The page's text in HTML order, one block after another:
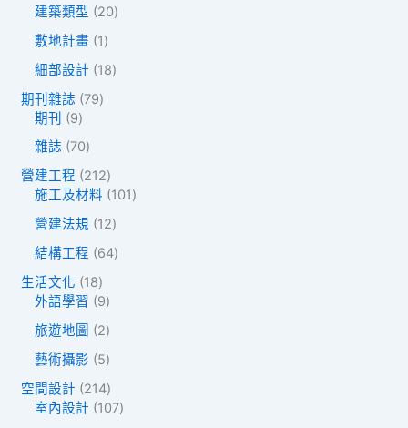
產
品
產
品
建築類型 202
產
敷地計畫 11
產
品
細部設計 181
期刊雜誌 797
品
期刊 99
產
品
雜誌 707
個
產
品
營建工程 2122
1
個
產
施工及材料 1011
營建法規 121
個
結構工程 646
生活文化 181
8
產
品
外語學習 99
產
品
旅遊地圖 22
產
品
藝術攝影 55
產
品
空間設計 2142
1
室內設計 1071